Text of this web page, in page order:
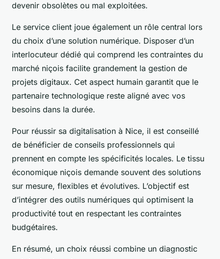
devenir obsolètes ou mal exploitées.
Le service client joue également un rôle central lors
du choix d’une solution numérique. Disposer d’un
interlocuteur dédié qui comprend les contraintes du
marché niçois facilite grandement la gestion de
projets digitaux. Cet aspect humain garantit que le
partenaire technologique reste aligné avec vos
besoins dans la durée.
Pour réussir sa digitalisation à Nice, il est conseillé
de bénéficier de conseils professionnels qui
prennent en compte les spécificités locales. Le tissu
économique niçois demande souvent des solutions
sur mesure, flexibles et évolutives. L’objectif est
d’intégrer des outils numériques qui optimisent la
productivité tout en respectant les contraintes
budgétaires.
En résumé, un choix réussi combine un diagnostic